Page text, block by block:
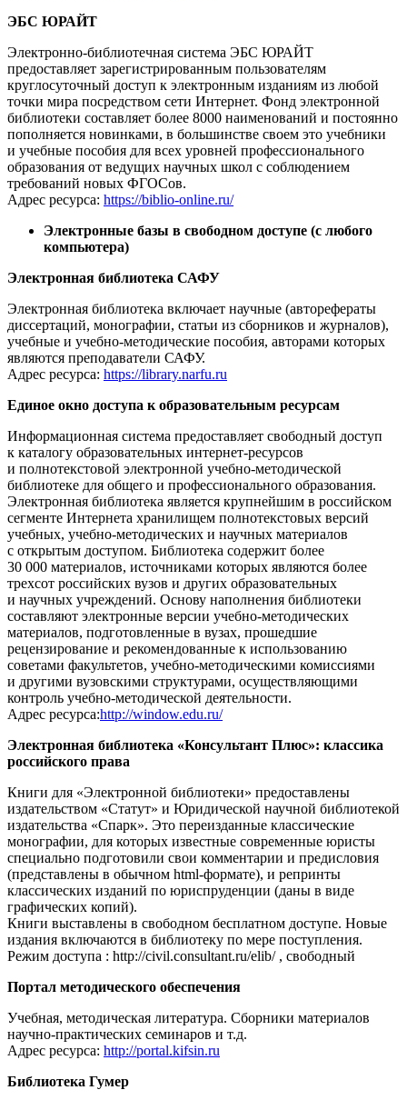
ЭБС ЮРАЙТ
Электронно-библиотечная система ЭБС ЮРАЙТ
предоставляет зарегистрированным пользователям
круглосуточный доступ к электронным изданиям из любой
точки мира посредством сети Интернет. Фонд электронной
библиотеки составляет более 8000 наименований и постоянно
пополняется новинками, в большинстве своем это учебники
и учебные пособия для всех уровней профессионального
образования от ведущих научных школ с соблюдением
требований новых ФГОСов.
Адрес ресурса: https://biblio-online.ru/
Электронные базы в свободном доступе (с любого
компьютера)
Электронная библиотека САФУ
Электронная библиотека включает научные (авторефераты
диссертаций, монографии, статьи из сборников и журналов),
учебные и учебно-методические пособия, авторами которых
являются преподаватели САФУ.
Адрес ресурса: https://library.narfu.ru
Единое окно доступа к образовательным ресурсам
Информационная система предоставляет свободный доступ
к каталогу образовательных интернет-ресурсов
и полнотекстовой электронной учебно-методической
библиотеке для общего и профессионального образования.
Электронная библиотека является крупнейшим в российском
сегменте Интернета хранилищем полнотекстовых версий
учебных, учебно-методических и научных материалов
с открытым доступом. Библиотека содержит более
30 000 материалов, источниками которых являются более
трехсот российских вузов и других образовательных
и научных учреждений. Основу наполнения библиотеки
составляют электронные версии учебно-методических
материалов, подготовленные в вузах, прошедшие
рецензирование и рекомендованные к использованию
советами факультетов, учебно-методическими комиссиями
и другими вузовскими структурами, осуществляющими
контроль учебно-методической деятельности.
Адрес ресурса:http://window.edu.ru/
Электронная библиотека «Консультант Плюс»: классика
российского права
Книги для «Электронной библиотеки» предоставлены
издательством «Статут» и Юридической научной библиотекой
издательства «Спарк». Это переизданные классические
монографии, для которых известные современные юристы
специально подготовили свои комментарии и предисловия
(представлены в обычном html-формате), и репринты
классических изданий по юриспруденции (даны в виде
графических копий).
Книги выставлены в свободном бесплатном доступе. Новые
издания включаются в библиотеку по мере поступления.
Режим доступа : http://civil.consultant.ru/elib/ , свободный
Портал методического обеспечения
Учебная, методическая литература. Сборники материалов
научно-практических семинаров и т.д.
Адрес ресурса: http://portal.kifsin.ru
Библиотека Гумер